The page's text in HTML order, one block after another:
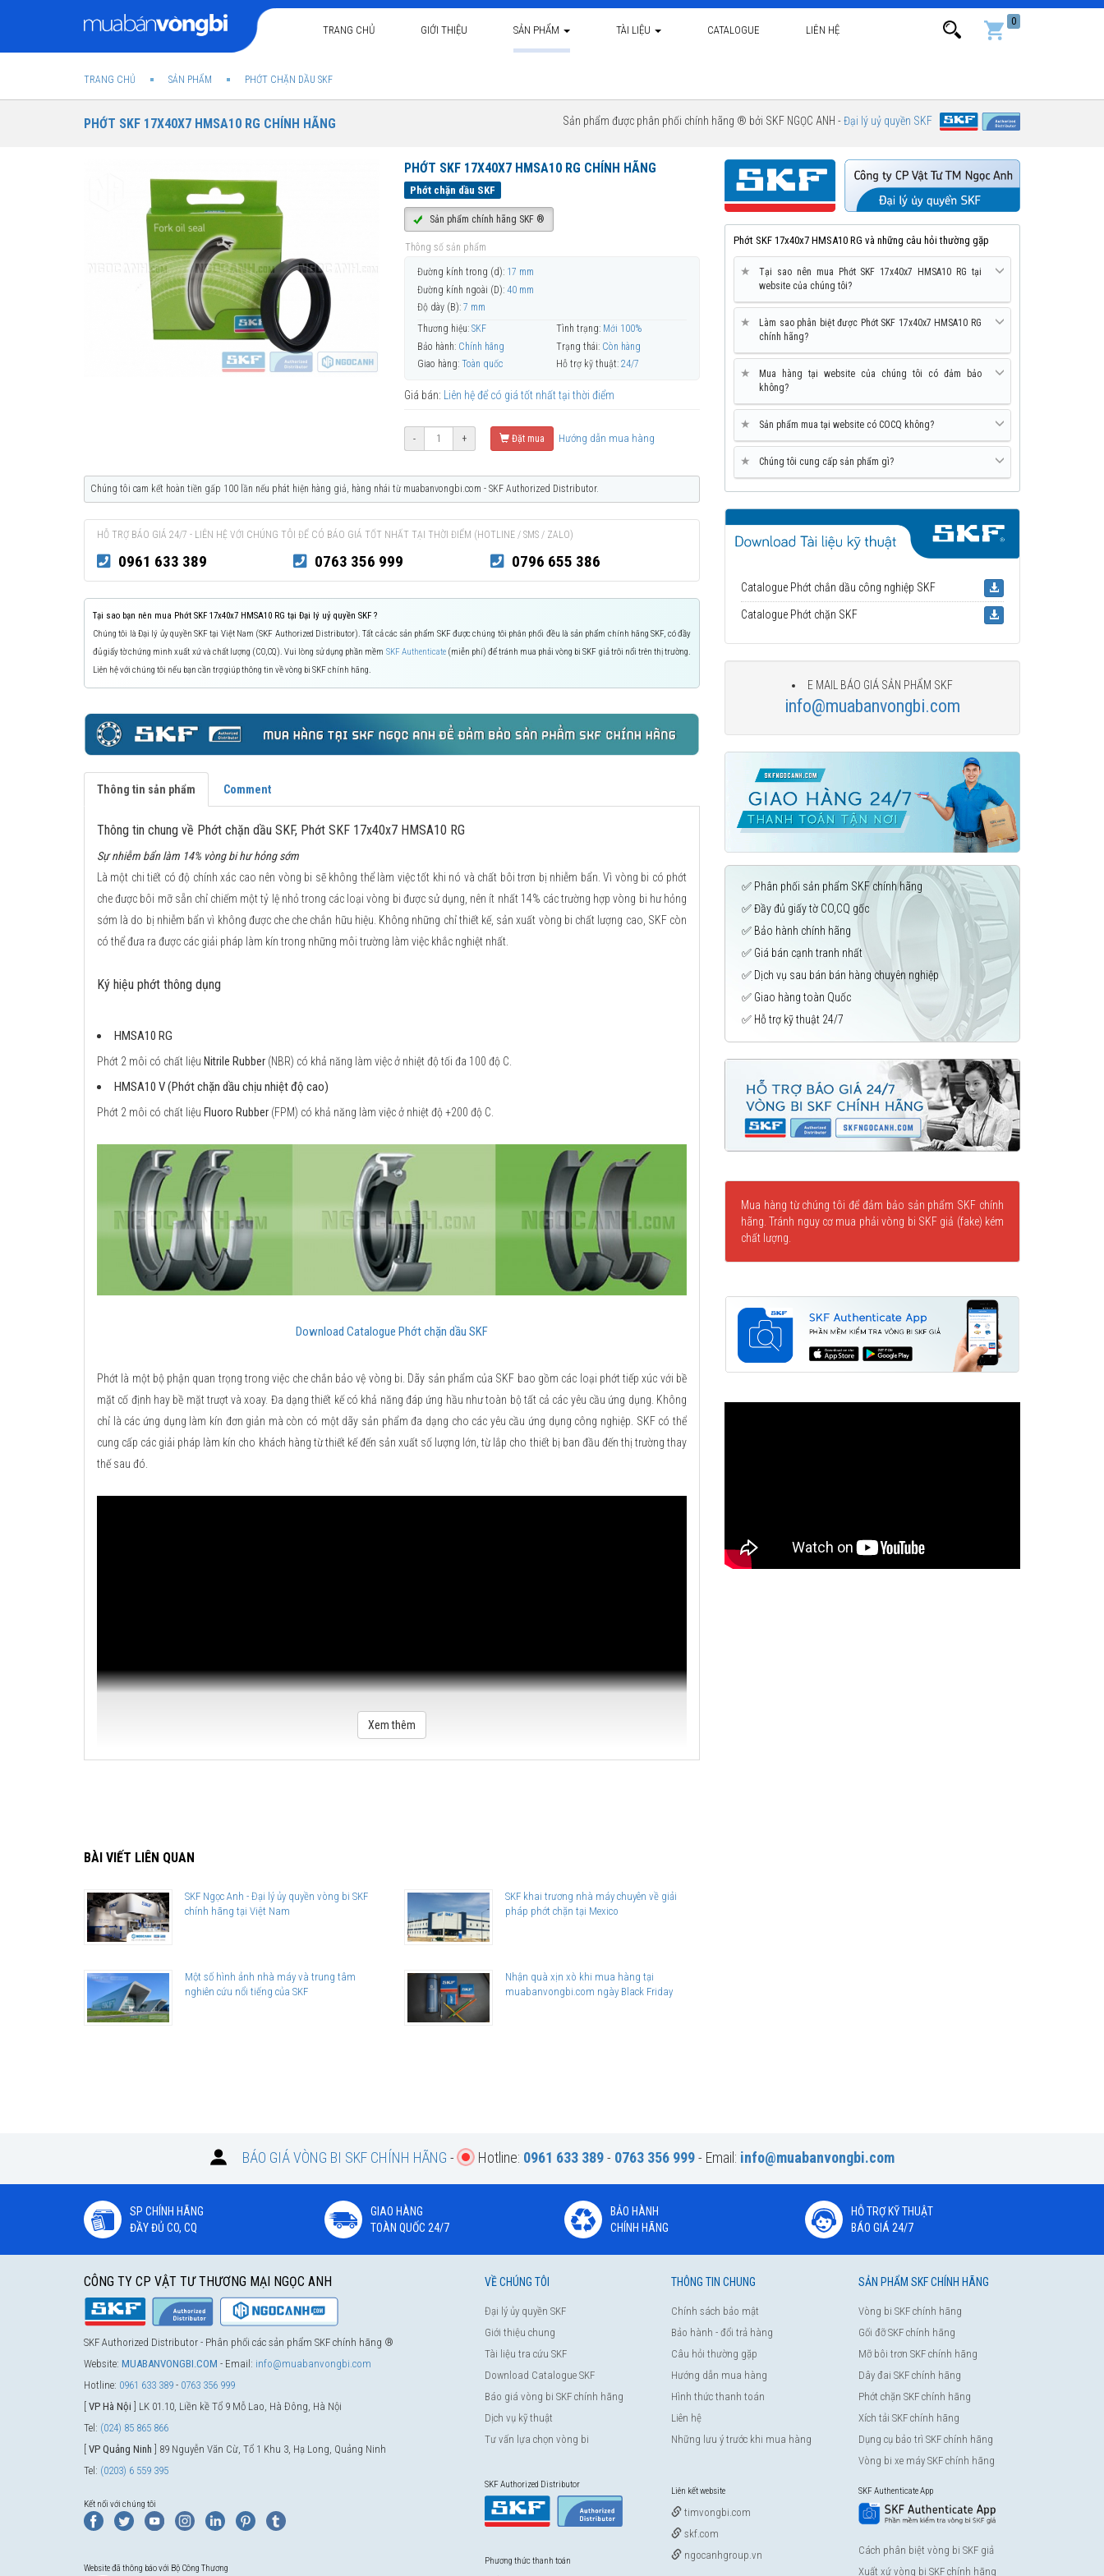
TRANG CHỦ GIỚI THIỆU SẢN PHẨM TÀI LIỆU CATALOGUE LIÊN HỆ
0
TRANG CHỦ SẢN PHẨM PHỚT CHẶN DẦU SKF
PHỚT SKF 17X40X7 HMSA10 RG CHÍNH HÃNG Sản phẩm được phân phối chính hãng ® bởi SKF NGỌC ANH -Đại lý uỷ quyền SKF
PHỚT SKF 17X40X7 HMSA10 RG CHÍNH HÃNG
Phớt chặn dầu SKF
Sản phẩm chính hãng SKF ®
Thông số sản phẩm
Đường kính trong (d): 17 mm
Đường kính ngoài (D): 40 mm
Độ dày (B): 7 mm
Thương hiệu: SKF Tình trạng: Mới 100%
Bảo hành: Chính hãng Trạng thái: Còn hàng
Giao hàng: Toàn quốc Hỗ trợ kỹ thuật: 24/7
Giá bán: Liên hệ để có giá tốt nhất tại thời điểm
- + Đặt mua Hướng dẫn mua hàng
Chúng tôi cam kết hoàn tiền gấp 100 lần nếu phát hiện hàng giả, hàng nhái từ muabanvongbi.com - SKF Authorized Distributor.
HỖ TRỢ BÁO GIÁ 24/7 - LIÊN HỆ VỚI CHÚNG TÔI ĐỂ CÓ BÁO GIÁ TỐT NHẤT TẠI THỜI ĐIỂM (HOTLINE / SMS / ZALO)
0961 633 389 0763 356 999 0796 655 386
Tại sao bạn nên mua Phớt SKF 17x40x7 HMSA10 RG tại Đại lý uỷ quyền SKF ?
Chúng tôi là Đại lý ủy quyền SKF tại Việt Nam (SKF Authorized Distributor). Tất cả các sản phẩm SKF được chúng tôi phân phối đều là sản phẩm chính hãng SKF, có đầy
đủ giấy tờ chứng minh xuất xứ và chất lượng (CO,CQ). Vui lòng sử dụng phần mềm SKF Authenticate(miễn phí) để tránh mua phải vòng bi SKF giả trôi nổi trên thị trường.
Liên hệ với chúng tôi nếu bạn cần trợ giúp thông tin về vòng bi SKF chính hãng.
Thông tin sản phẩm Comment
Thông tin chung về Phớt chặn dầu SKF, Phớt SKF 17x40x7 HMSA10 RG
Sự nhiễm bẩn làm 14% vòng bi hư hỏng sớm
Là một chi tiết có độ chính xác cao nên vòng bi sẽ không thể làm việc tốt khi nó và chất bôi trơn bị nhiễm bẩn. Vì vòng bi có phớt
che được bôi mỡ sẵn chỉ chiếm một tỷ lệ nhỏ trong các loại vòng bi được sử dụng, nên ít nhất 14% các trường hợp vòng bi hư hỏng
sớm là do bị nhiễm bẩn vì không được che che chắn hữu hiệu. Không những chỉ thiết kế, sản xuất vòng bi chất lượng cao, SKF còn
có thể đưa ra được các giải pháp làm kín trong những môi trường làm việc khắc nghiệt nhất.
Ký hiệu phớt thông dụng
HMSA10 RG
Phớt 2 môi có chất liệu Nitrile Rubber (NBR) có khả năng làm việc ở nhiệt độ tối đa 100 độ C.
HMSA10 V (Phớt chặn dầu chịu nhiệt độ cao)
Phớt 2 môi có chất liệu Fluoro Rubber (FPM) có khả năng làm việc ở nhiệt độ +200 độ C.
Download Catalogue Phớt chặn dầu SKF
Phớt là một bộ phận quan trọng trong việc che chắn bảo vệ vòng bi. Dãy sản phẩm của SKF bao gồm các loại phớt tiếp xúc với bề
mặt cố định hay bề mặt trượt và xoay. Đa dạng thiết kế có khả năng đáp ứng hầu như toàn bộ tất cả các yêu cầu ứng dụng. Không
chỉ là các ứng dụng làm kín đơn giản mà còn có một dãy sản phẩm đa dạng cho các yêu cầu ứng dụng công nghiệp. SKF có thể
cung cấp các giải pháp làm kín cho khách hàng từ thiết kế đến sản xuất số lượng lớn, từ lắp cho thiết bị ban đầu đến thị trường thay
thế sau đó.
Giá bán và nơi bán Phớt chặn dầu SKF chính hãng uy tín
Để có báo giá Phớt SKF 17x40x7 HMSA10 RG tốt nhất, hãy liên hệ với
SKF Ngọc Anh - Đại lý ủy quyền SKF(SKF Authorized Distributor
Sản phẩm chính hãng, giao hàng toàn quốc
Xem thêm
BÀI VIẾT LIÊN QUAN
SKF Ngọc Anh - Đại lý ủy quyền vòng bi SKF
chính hãng tại Việt Nam
SKF khai trương nhà máy chuyên về giải
pháp phớt chặn tại Mexico
Một số hình ảnh nhà máy và trung tâm
nghiên cứu nổi tiếng của SKF
Nhận quà xịn xò khi mua hàng tại
muabanvongbi.com ngày Black Friday
Phớt SKF 17x40x7 HMSA10 RG và những câu hỏi thường gặp
★
Tại sao nên mua Phớt SKF 17x40x7 HMSA10 RG tại
website của chúng tôi?
★
Làm sao phân biệt được Phớt SKF 17x40x7 HMSA10 RG
chính hãng?
★
Mua hàng tại website của chúng tôi có đảm bảo
không?
★ Sản phẩm mua tại website có COCQ không?
★ Chúng tôi cung cấp sản phẩm gì?
Catalogue Phớt chắn dầu công nghiệp SKF
Catalogue Phớt chặn SKF
E MAIL BÁO GIÁ SẢN PHẨM SKF
info@muabanvongbi.com
✅ Phân phối sản phẩm SKF chính hãng
✅ Đầy đủ giấy tờ CO,CQ gốc
✅ Bảo hành chính hãng
✅ Giá bán cạnh tranh nhất
✅ Dịch vụ sau bán bán hàng chuyên nghiệp
✅ Giao hàng toàn Quốc
✅ Hỗ trợ kỹ thuật 24/7
Mua hàng từ chúng tôi để đảm bảo sản phẩm SKF chính
hãng. Tránh nguy cơ mua phải vòng bi SKF giả (fake) kém
chất lượng.
BÁO GIÁ VÒNG BI SKF CHÍNH HÃNG - Hotline: 0961 633 389- 0763 356 999- Email: info@muabanvongbi.com
SP CHÍNH HÃNG
ĐẦY ĐỦ CO, CQ
GIAO HÀNG
TOÀN QUỐC 24/7
BẢO HÀNH
CHÍNH HÃNG
HỖ TRỢ KỸ THUẬT
BÁO GIÁ 24/7
CÔNG TY CP VẬT TƯ THƯƠNG MẠI NGỌC ANH
SKF Authorized Distributor - Phân phối các sản phẩm SKF chính hãng ®
Website: MUABANVONGBI.COM - Email: info@muabanvongbi.com
Hotline: 0961 633 389 - 0763 356 999
VP Hà Nội ] LK 01.10, Liền kề Tổ 9 Mỗ Lao, Hà Đông, Hà Nội
Tel: (024) 85 865 866
VP Quảng Ninh ] 89 Nguyễn Văn Cừ, Tổ 1 Khu 3, Hạ Long, Quảng Ninh
Tel: (0203) 6 559 395
Kết nối với chúng tôi
Website đã thông báo với Bộ Công Thương
VỀ CHÚNG TÔI
Đại lý ủy quyền SKF
Giới thiệu chung
Tài liệu tra cứu SKF
Download Catalogue SKF
Báo giá vòng bi SKF chính hãng
Dịch vụ kỹ thuật
Tư vấn lựa chọn vòng bi
SKF Authorized Distributor
Phương thức thanh toán
THÔNG TIN CHUNG
Chính sách bảo mật
Bảo hành - đổi trả hàng
Câu hỏi thường gặp
Hướng dẫn mua hàng
Hình thức thanh toán
Liên hệ
Những lưu ý trước khi mua hàng
Liên kết website
timvongbi.com
skf.com
ngocanhgroup.vn
SẢN PHẨM SKF CHÍNH HÃNG
Vòng bi SKF chính hãng
Gối đỡ SKF chính hãng
Mỡ bôi trơn SKF chính hãng
Dây đai SKF chính hãng
Phớt chặn SKF chính hãng
Xích tải SKF chính hãng
Dụng cụ bảo trì SKF chính hãng
Vòng bi xe máy SKF chính hãng
SKF Authenticate App
Cách phân biệt vòng bi SKF giả
Xuất xứ vòng bi SKF chính hãng